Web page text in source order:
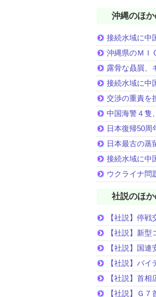
沖縄のほ
接続水域に中
沖縄県のＭＩ
露骨な贔屓、
接続水域に
交渉の重責を
中国海警４隻
日本復帰50周
日本最古の蒸
接続水域に
ウクライナ問
社説のほ
【社説】停
【社説】新
【社説】国
【社説】バ
【社説】首
【社説】Ｇ